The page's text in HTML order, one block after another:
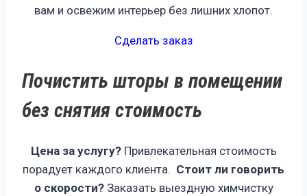
вам и освежим интерьер без лишних хлопот.
Сделать заказ
Почистить шторы в помещении
без снятия стоимость
Цена за услугу?Привлекательная стоимость
порадует каждого клиента. Стоит ли говорить
о скорости?Заказать выездную химчистку